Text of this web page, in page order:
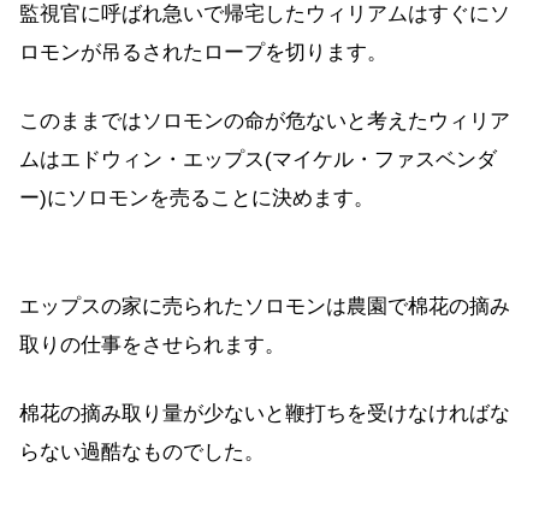
監視官に呼ばれ急いで帰宅したウィリアムはすぐにソ
ロモンが吊るされたロープを切ります。
このままではソロモンの命が危ないと考えたウィリア
ムはエドウィン・エップス(マイケル・ファスベンダ
ー)にソロモンを売ることに決めます。
エップスの家に売られたソロモンは農園で棉花の摘み
取りの仕事をさせられます。
棉花の摘み取り量が少ないと鞭打ちを受けなければな
らない過酷なものでした。